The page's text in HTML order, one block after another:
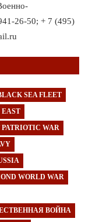
26-50; + 7 (495)
SEA FLEET
EAST
PATRIOTIC WAR
WORLD WAR
ВОЙНА